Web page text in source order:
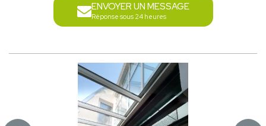
ENVOYER UN MESSAGE
Réponse sous 24 heures